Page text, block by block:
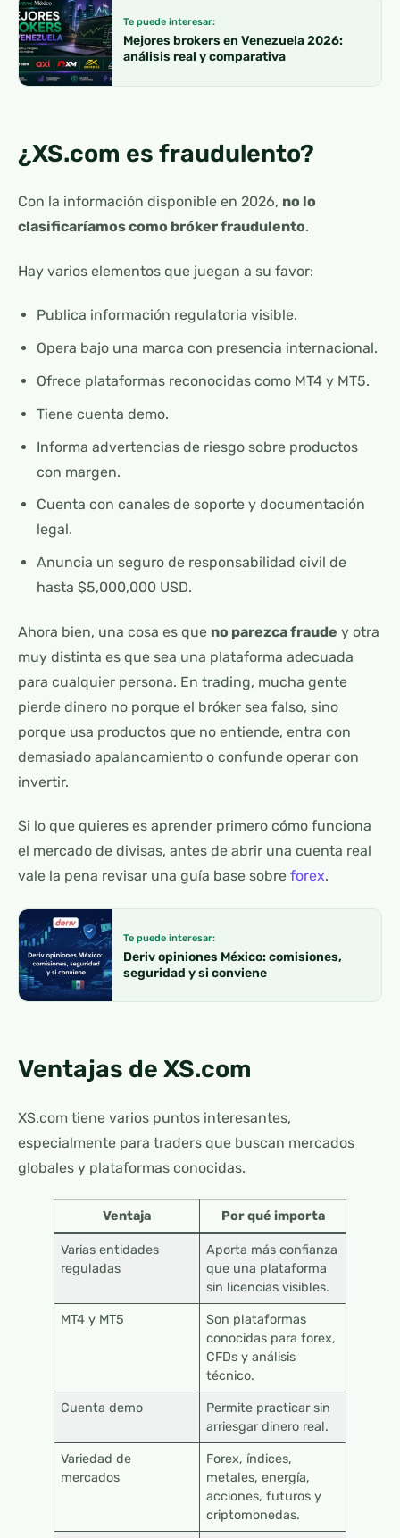
Te puede interesar:
Mejores brokers en Venezuela 2026:
análisis real y comparativa
¿XS.com es fraudulento?
Con la información disponible en 2026, no lo
clasificaríamos como bróker fraudulento.
Hay varios elementos que juegan a su favor:
Publica información regulatoria visible.
Opera bajo una marca con presencia internacional.
Ofrece plataformas reconocidas como MT4 y MT5.
Tiene cuenta demo.
Informa advertencias de riesgo sobre productos
con margen.
Cuenta con canales de soporte y documentación
legal.
Anuncia un seguro de responsabilidad civil de
hasta $5,000,000 USD.
Ahora bien, una cosa es que no parezca fraude y otra
muy distinta es que sea una plataforma adecuada
para cualquier persona. En trading, mucha gente
pierde dinero no porque el bróker sea falso, sino
porque usa productos que no entiende, entra con
demasiado apalancamiento o confunde operar con
invertir.
Si lo que quieres es aprender primero cómo funciona
el mercado de divisas, antes de abrir una cuenta real
vale la pena revisar una guía base sobre forex.
Te puede interesar:
Deriv opiniones México: comisiones,
seguridad y si conviene
Ventajas de XS.com
XS.com tiene varios puntos interesantes,
especialmente para traders que buscan mercados
globales y plataformas conocidas.
Ventaja Por qué importa
Varias entidades
reguladas
Aporta más confianza
que una plataforma
sin licencias visibles.
MT4 y MT5
Son plataformas
conocidas para forex,
CFDs y análisis
técnico.
Cuenta demo
Permite practicar sin
arriesgar dinero real.
Variedad de
mercados
Forex, índices,
metales, energía,
acciones, futuros y
criptomonedas.